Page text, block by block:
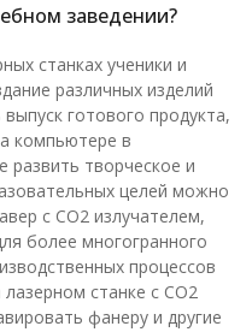
заведении?
станках ученики и
различных изделий
готового продукта,
компьютере в
развить творческое и
целей можно
с СО2 излучателем,
более многогранного
процессов
лазерном станке с СО2
фанеру и другие